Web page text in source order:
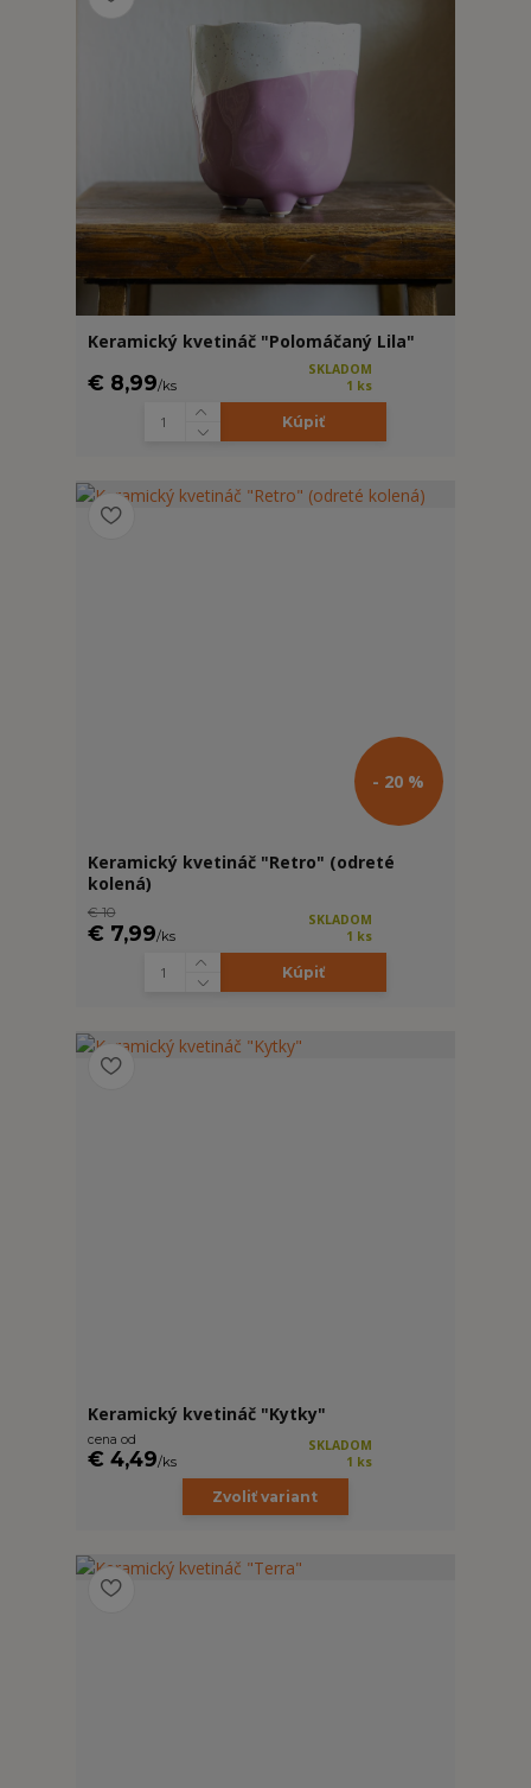
Keramický kvetináč "Polomáčaný Lila"
€ 8,99/ks
SKLADOM
1 ks
Kúpiť
- 20 %
Keramický kvetináč "Retro" (odreté
kolená)
€ 10
€ 7,99/ks
SKLADOM
1 ks
Kúpiť
Keramický kvetináč "Kytky"
cena od
€ 4,49/ks
SKLADOM
1 ks
Zvoliť variant